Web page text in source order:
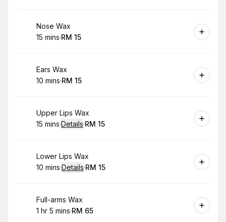
Book
Nose Wax
.Duration
15 mins·
.Price
RM 15
Book
Ears Wax
.Duration
10 mins·
.Price
RM 15
Book
Upper Lips Wax
.Duration:
15 mins·Details·
.Price
RM 15
Book
Lower Lips Wax
.Duration:
10 mins·Details·
.Price
RM 15
Book
Full-arms Wax
. Duration:
1 hr 5 mins·
.Price
RM 65